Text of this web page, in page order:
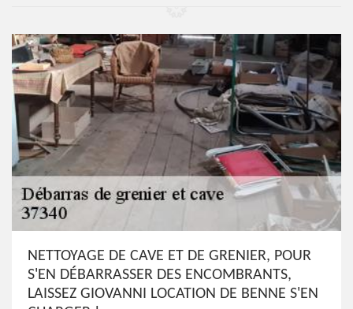
NETTOYAGE DE CAVE ET DE GRENIER, POUR
S'EN DÉBARRASSER DES ENCOMBRANTS,
LAISSEZ GIOVANNI LOCATION DE BENNE S'EN